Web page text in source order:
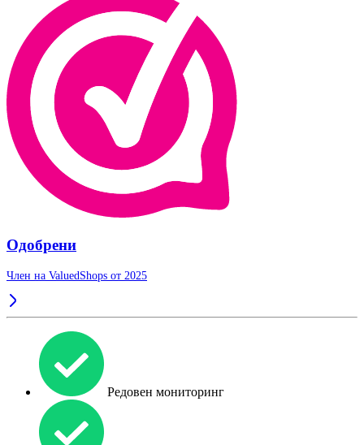
Одобрени
Член на ValuedShops от 2025
Редовен мониторинг